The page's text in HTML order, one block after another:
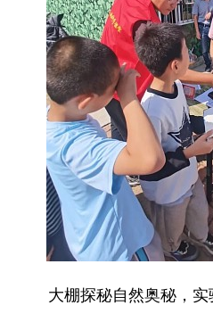
大棚探秘自然奥秘，